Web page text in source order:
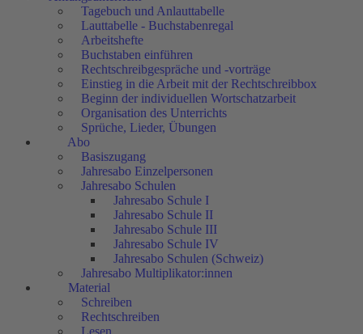
Tagebuch und Anlauttabelle
Lauttabelle - Buchstabenregal
Arbeitshefte
Buchstaben einführen
Rechtschreibgespräche und -vorträge
Einstieg in die Arbeit mit der Rechtschreibbox
Beginn der individuellen Wortschatzarbeit
Organisation des Unterrichts
Sprüche, Lieder, Übungen
Abo
Basiszugang
Jahresabo Einzelpersonen
Jahresabo Schulen
Jahresabo Schule I
Jahresabo Schule II
Jahresabo Schule III
Jahresabo Schule IV
Jahresabo Schulen (Schweiz)
Jahresabo Multiplikator:innen
Material
Schreiben
Rechtschreiben